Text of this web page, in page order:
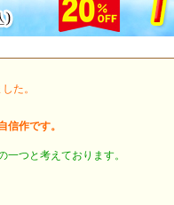
た。
信作です。
つと考えております。